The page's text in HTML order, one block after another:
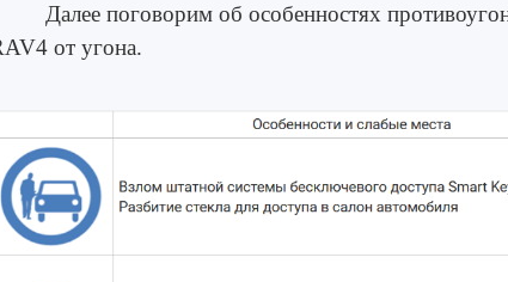
Далее поговорим об особенностях
от угона.